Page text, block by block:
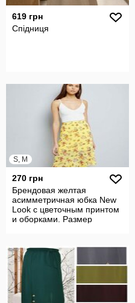
619 грн
Спідниця
S, M
270 грн
Брендовая желтая
асимметричная юбка New
Look с цветочным принтом
и оборками. Размер